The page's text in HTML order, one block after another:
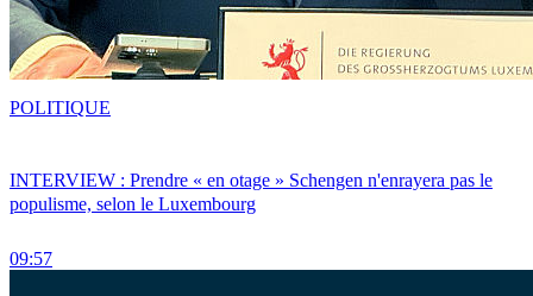
INTERVIEW : Prendre « en otage » Schengen n'enrayera pas le
populisme, selon le Luxembourg
09:57
POLITIQUE